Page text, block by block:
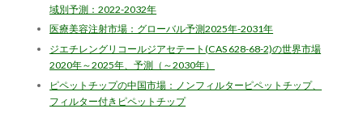
域別予測：2022-2032年
医療美容注射市場：グローバル予測2025年-2031年
ジエチレングリコールジアセテート(CAS 628-68-2)の世界市場
2020年～2025年、予測（～2030年）
ピペットチップの中国市場：ノンフィルターピペットチップ、
フィルター付きピペットチップ